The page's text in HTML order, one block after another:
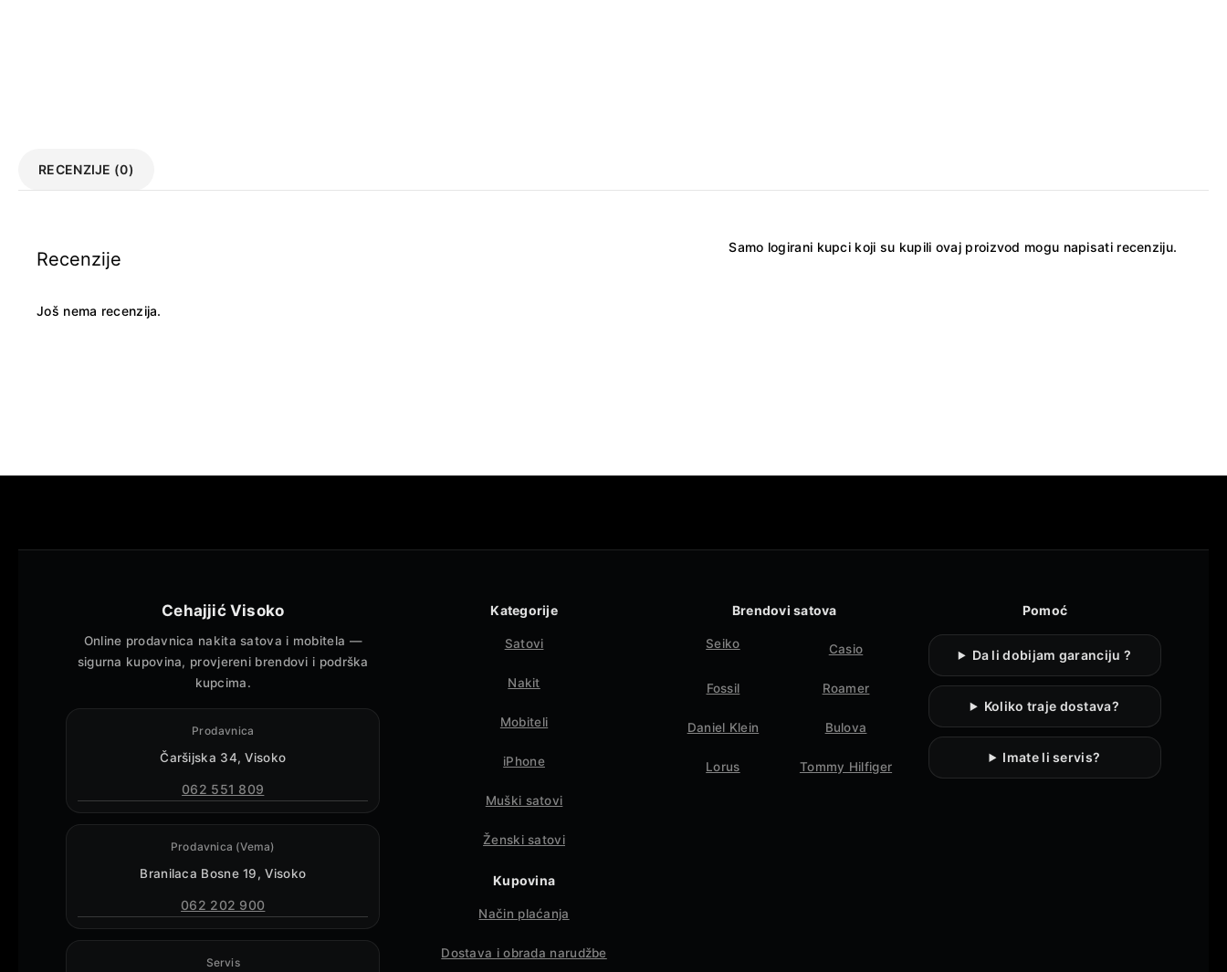
RECENZIJE (0)
Recenzije
Još nema recenzija.
Samo logirani kupci koji su kupili ovaj proizvod mogu napisati recenziju.
Cehajjić Visoko
Online prodavnica nakita satova i mobitela —
sigurna kupovina, provjereni brendovi i podrška
kupcima.
Prodavnica
Čaršijska 34, Visoko
062 551 809
Prodavnica (Vema)
Branilaca Bosne 19, Visoko
062 202 900
Servis
Kategorije
Satovi
Nakit
Mobiteli
iPhone
Muški satovi
Ženski satovi
Kupovina
Način plaćanja
Dostava i obrada narudžbe
Brendovi satova
Seiko Casio
Fossil Roamer
Daniel Klein Bulova
Lorus Tommy Hilfiger
Pomoć
Da li dobijam garanciju ?
Koliko traje dostava?
Imate li servis?